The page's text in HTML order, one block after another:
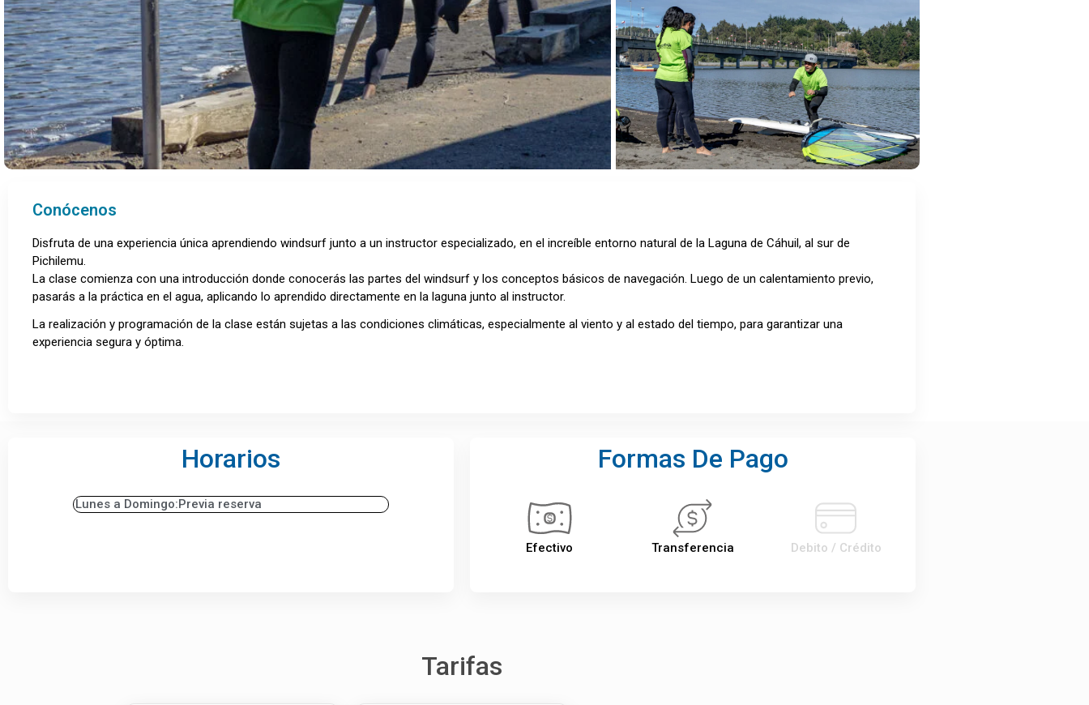
Conócenos
Disfruta de una experiencia única aprendiendo windsurf junto a un instructor especializado, en el increíble entorno natural de la Laguna de Cáhuil, al sur de
Pichilemu.
La clase comienza con una introducción donde conocerás las partes del windsurf y los conceptos básicos de navegación. Luego de un calentamiento previo,
pasarás a la práctica en el agua, aplicando lo aprendido directamente en la laguna junto al instructor.
La realización y programación de la clase están sujetas a las condiciones climáticas, especialmente al viento y al estado del tiempo, para garantizar una
experiencia segura y óptima.
Horarios
Lunes a Domingo:Previa reserva
Formas De Pago
Efectivo Transferencia Debito / Crédito
Tarifas